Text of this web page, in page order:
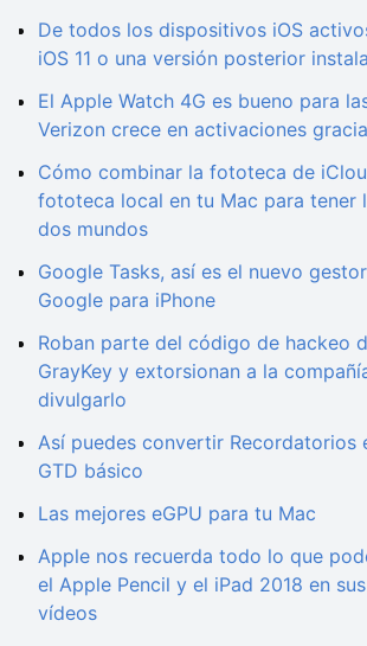
De todos los dispositivos iOS
iOS 11 o una versión posterior
El Apple Watch 4G es bueno para
Verizon crece en activaciones
Cómo combinar la fototeca de
fototeca local en tu Mac para tener
dos mundos
Google Tasks, así es el nuevo
Google para iPhone
Roban parte del código de hackeo
GrayKey y extorsionan a la
divulgarlo
Así puedes convertir Recordatorios
GTD básico
Las mejores eGPU para tu Mac
Apple nos recuerda todo lo que
el Apple Pencil y el iPad 2018 en
vídeos